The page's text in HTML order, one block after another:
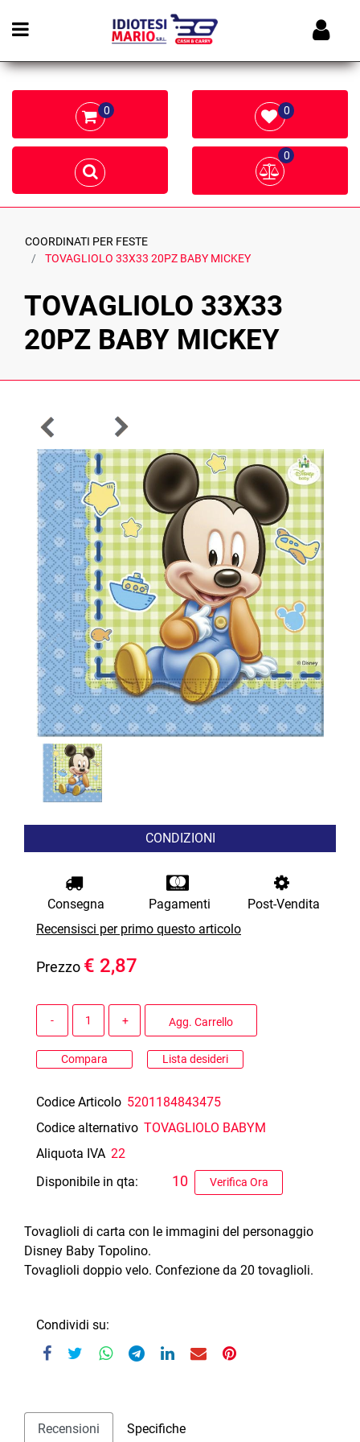
Open menu
0 0
0
COORDINATI PER FESTE
TOVAGLIOLO 33X33 20PZ BABY MICKEY
TOVAGLIOLO 33X33
20PZ BABY MICKEY
CONDIZIONI
Consegna Pagamenti
Post-Vendita
Recensisci per primo questo articolo
Prezzo € 2,87
Agg. Carrello
Compara Lista desideri
Codice Articolo 5201184843475
Codice alternativo TOVAGLIOLO BABYM
Aliquota IVA 22
Disponibile in qta:
Verifica Ora
10
Tovaglioli di carta con le immagini del personaggio
Disney Baby Topolino.
Tovaglioli doppio velo. Confezione da 20 tovaglioli.
Condividi su:
Recensioni Specifiche